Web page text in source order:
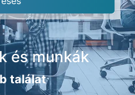
és munkák
találat